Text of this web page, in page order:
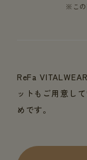
※この
ReFa
ットもご用意し
めです。